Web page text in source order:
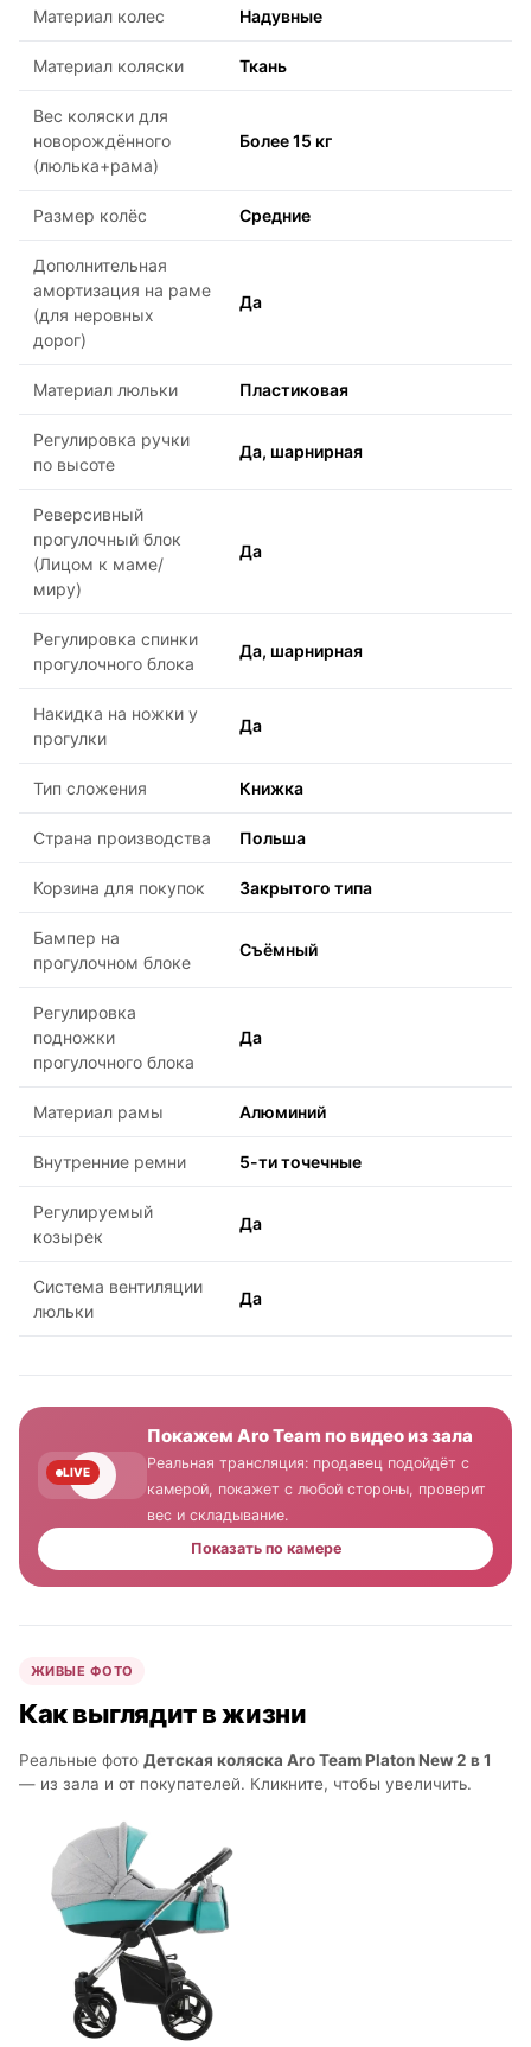
Материал колес Надувные
Материал коляски Ткань
Вес коляски для
новорождённого
(люлька+рама)
Более 15 кг
Размер колёс Средние
Дополнительная
амортизация на раме
(для неровных
дорог)
Да
Материал люльки Пластиковая
Регулировка ручки
по высоте
Да, шарнирная
Реверсивный
прогулочный блок
(Лицом к маме/
миру)
Да
Регулировка спинки
прогулочного блока
Да, шарнирная
Накидка на ножки у
прогулки
Да
Тип сложения Книжка
Страна производства Польша
Корзина для покупок Закрытого типа
Бампер на
прогулочном блоке
Съёмный
Регулировка
подножки
прогулочного блока
Да
Материал рамы Алюминий
Внутренние ремни 5-ти точечные
Регулируемый
козырек
Да
Система вентиляции
люльки
Да
LIVE
Покажем Aro Team по видео из зала
Реальная трансляция: продавец подойдёт с
камерой, покажет с любой стороны, проверит
вес и складывание.
Показать по камере
ЖИВЫЕ ФОТО
Как выглядит в жизни
Реальные фото Детская коляска Aro Team Platon New 2 в 1
— из зала и от покупателей. Кликните, чтобы увеличить.